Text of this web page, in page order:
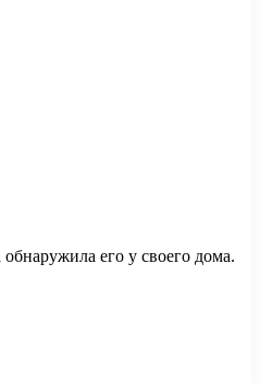
его у своего дома.